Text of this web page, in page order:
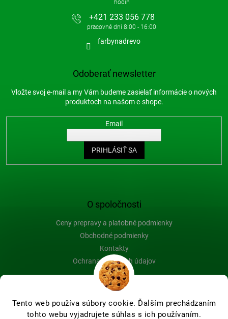
Tento web používa súbory cookie. Ďalším prechádzaním
tohto webu vyjadrujete súhlas s ich používaním.
O spoločnosti
Ceny prepravy a platobné podmienky
Obchodné podmienky
Kontakty
Ochrana osobných údajov
Blog
+421 233 056 778
farbynadrevo
Odoberať newsletter
Vložte svoj e-mail a my Vám budeme zasielať informácie o nových
produktoch na našom e-shope.
Email
PRIHLÁSIŤ SA